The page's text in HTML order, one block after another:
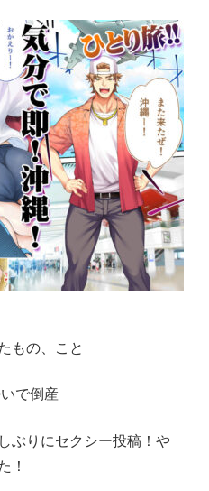
もの、こと
で倒産
ぶりにセクシー投稿！や
！